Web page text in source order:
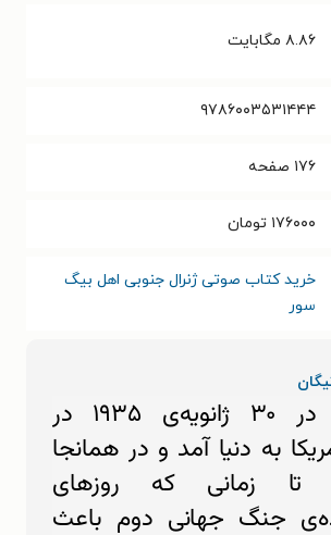
۸.۸۶ مگابایت
۹۷۸۶۰۰۳۵۳۱۴۴۴
۱۷۶ صفحه
۱۷۶۰۰۰ تومان
خرید کتاب صوتی ژنرال جنوبی اهل بیگ
سور
در ۳۰ ژانویه‌ی ۱۹۳۵ در
به دنیا آمد و در همانجا
تا زمانی که روزهای
جنگ جهانی دوم باعث